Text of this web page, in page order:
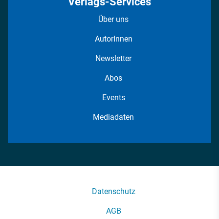
Über uns
AutorInnen
Newsletter
Abos
Events
Mediadaten
Datenschutz
AGB